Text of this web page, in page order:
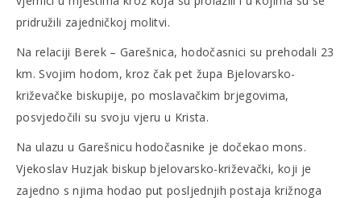
pridružili zajedničkoj molitvi.
Na relaciji Berek – Garešnica, hodočasnici su prehodali 23
km. Svojim hodom, kroz čak pet župa Bjelovarsko-
križevačke biskupije, po moslavačkim brjegovima,
posvjedočili su svoju vjeru u Krista.
Na ulazu u Garešnicu hodočasnike je dočekao mons.
Vjekoslav Huzjak biskup bjelovarsko-križevački, koji je
zajedno s njima hodao put posljednjih postaja križnoga